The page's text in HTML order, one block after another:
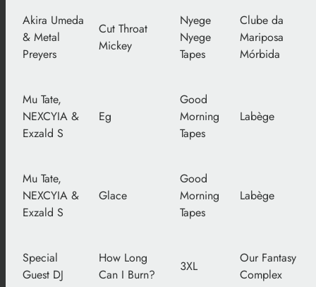
Akira Umeda
& Metal
Preyers
Cut Throat
Mickey
Nyege
Nyege
Tapes
Clube da
Mariposa
Mórbida
Mu Tate,
NEXCYIA &
Exzald S
Eg
Good
Morning
Tapes
Labège
Mu Tate,
NEXCYIA &
Exzald S
Glace
Good
Morning
Tapes
Labège
Special
Guest DJ
How Long
Can I Burn?
3XL
Our Fantasy
Complex